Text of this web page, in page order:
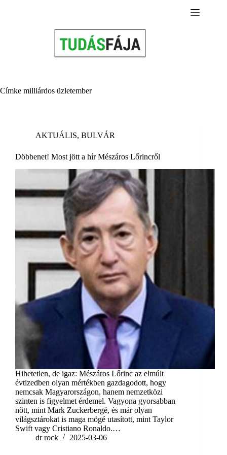
Címke milliárdos üzletember
AKTUÁLIS, BULVÁR
Döbbenet! Most jött a hír Mészáros Lőrincről
Hihetetlen, de igaz: Mészáros Lőrinc az elmúlt
évtizedben olyan mértékben gazdagodott, hogy
nemcsak Magyarországon, hanem nemzetközi
szinten is figyelmet érdemel. Vagyona gyorsabban
nőtt, mint Mark Zuckerbergé, és már olyan
világsztárokat is maga mögé utasított, mint Taylor
Swift vagy Cristiano Ronaldo.…
dr rock
2025-03-06